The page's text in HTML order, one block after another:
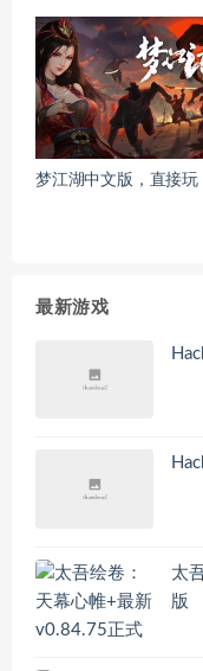
梦江湖中文版，直接玩
最新游戏
太
版